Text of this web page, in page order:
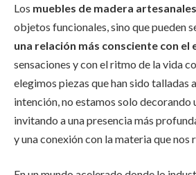
Los muebles de madera artesanales
objetos funcionales, sino que pueden
una relación más consciente con el
sensaciones y con el ritmo de la vida
elegimos piezas que han sido talladas
intención, no estamos solo decorando
invitando a una presencia más
y una conexión con la materia que nos